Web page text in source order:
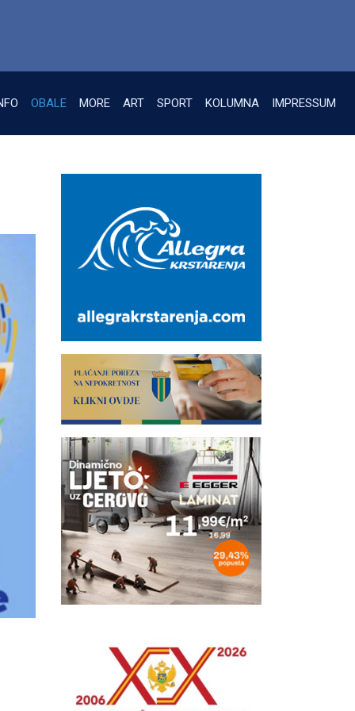
OBALE MORE ART SPORT KOLUMNA IMPRESSUM